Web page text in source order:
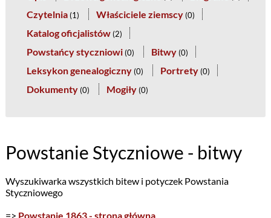
Czytelnia (1) Właściciele ziemscy (0)
Katalog oficjalistów (2)
Powstańcy styczniowi (0) Bitwy (0)
Leksykon genealogiczny (0) Portrety (0)
Dokumenty (0) Mogiły (0)
Powstanie Styczniowe - bitwy
Wyszukiwarka wszystkich bitew i potyczek Powstania
Styczniowego
=> Powstanie 1863 - strona główna